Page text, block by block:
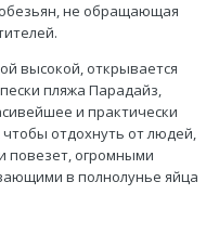
обезьян, не обращающая
высокой, открывается
пляжа Парадайз,
и практически
отдохнуть от людей,
повезет, огромными
в полнолунье яйца